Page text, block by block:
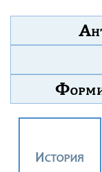
А
Ф
ИСТОРИЯ